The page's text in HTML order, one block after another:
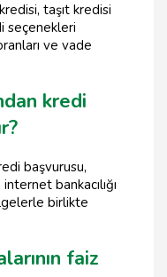
taşıt kredisi
seçenekleri
ve vade
kredi
başvurusu,
bankacılığı
birlikte
faiz